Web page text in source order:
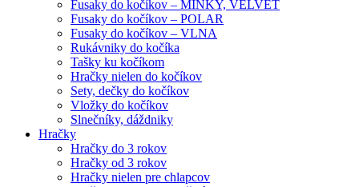
Fusaky do kočíkov – MINKY, VELVET
Fusaky do kočíkov – POLAR
Fusaky do kočíkov – VLNA
Rukávniky do kočíka
Tašky ku kočíkom
Hračky nielen do kočíkov
Sety, dečky do kočíkov
Vložky do kočíkov
Slnečníky, dáždniky
Hračky
Hračky do 3 rokov
Hračky od 3 rokov
Hračky nielen pre chlapcov